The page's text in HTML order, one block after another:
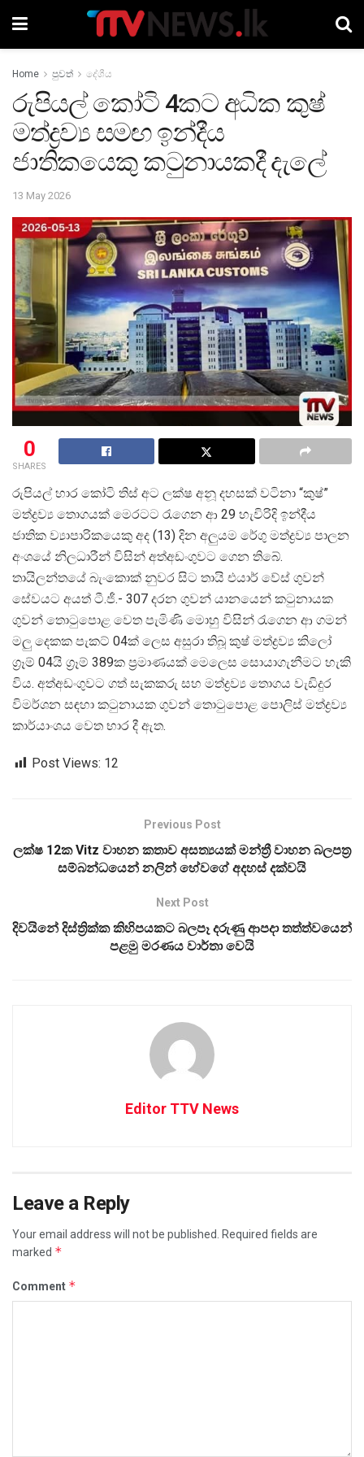
Home පුවත් දේශීය
රුපියල් කෝටි 4කට අධික කුෂ්
මත්ද්‍රව්‍ය සමඟ ඉන්දීය
ජාතිකයෙකු කටුනායකදී දැලේ
13 May 2026
0
SHARES
රුපියල් හාර කෝටි තිස් අට ලක්ෂ අනූ දහසක් වටිනා “කුෂ්”
මත්ද්රව් ය තොගයක් මෙරටට රැගෙන ආ 29 හැවිරිදි ඉන්දීය
ජාතික ව්යාපාරිකයෙකු අද (13) දින අලුයම රේගු මත්ද්රව් ය පාලන
අංශයේ නිලධාරීන් විසින් අත්අඩංගුවට ගෙන තිබේ.
තායිලන්තයේ බැංකොක් නුවර සිට තායි එයාර් වේස් ගුවන්
සේවයට අයත් ටී.ජී.- 307 දරන ගුවන් යානයෙන් කටුනායක
ගුවන් තොටුපොළ වෙත පැමිණි මොහු විසින් රැගෙන ආ ගමන්
මලු දෙකක පැකට් 04ක් ලෙස අසුරා තිබූ කුෂ් මත්ද්රව් ය කිලෝ
ග්රෑම් 04යි ග්රෑම් 389ක ප්රමාණයක් මෙලෙස සොයාගැනීමට හැකි
විය. අත්අඩංගුවට ගත් සැකකරු සහ මත්ද්රව් ය තොගය වැඩිදුර
විමර්ශන සඳහා කටුනායක ගුවන් තොටුපොළ පොලිස් මත්ද්රව්
කාර්යාංශය වෙත භාර දී ඇත.
Post Views: 12
Previous Post
ලක්ෂ 12ක Vitz වාහන කතාව අසත්‍යයක් මන්ත්‍රී වාහන බලපත්‍ර
සම්බන්ධයෙන් නලින් හේවගේ අදහස් දක්වයි
Next Post
දිවයිනේ දිස්ත්‍රික්ක කිහිපයකට බලපෑ දරුණු ආපදා තත්ත්වයෙන්
පළමු මරණය වාර්තා වෙයි
Editor TTV News
Leave a Reply
Your email address will not be published. Required fields are
marked *
Comment *